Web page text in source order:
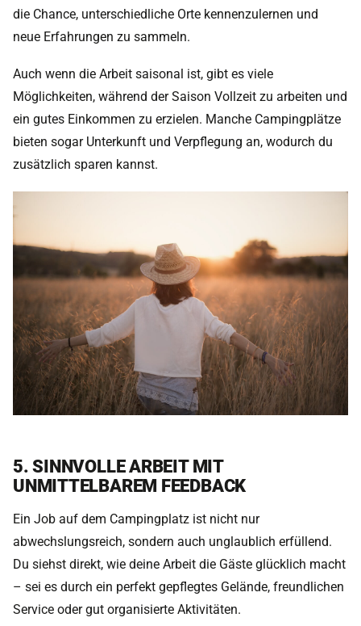
die Chance, unterschiedliche Orte kennenzulernen und
neue Erfahrungen zu sammeln.
Auch wenn die Arbeit saisonal ist, gibt es viele
Möglichkeiten, während der Saison Vollzeit zu arbeiten und
ein gutes Einkommen zu erzielen. Manche Campingplätze
bieten sogar Unterkunft und Verpflegung an, wodurch du
zusätzlich sparen kannst.
5. SINNVOLLE ARBEIT MIT
UNMITTELBAREM FEEDBACK
Ein Job auf dem Campingplatz ist nicht nur
abwechslungsreich, sondern auch unglaublich erfüllend.
Du siehst direkt, wie deine Arbeit die Gäste glücklich macht
– sei es durch ein perfekt gepflegtes Gelände, freundlichen
Service oder gut organisierte Aktivitäten.